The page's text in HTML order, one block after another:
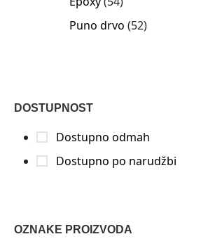
Puno drvo 52
DOSTUPNOST
Dostupno odmah
Dostupno po narudžbi
OZNAKE PROIZVODA